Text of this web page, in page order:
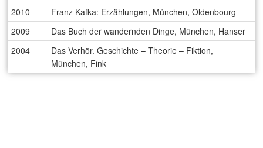
2010
Franz Kafka: Erzählungen, München, Oldenbourg
2009
Das Buch der wandernden Dinge, München, Hanser
2004
Das Verhör. Geschichte – Theorie – Fiktion,
München, Fink